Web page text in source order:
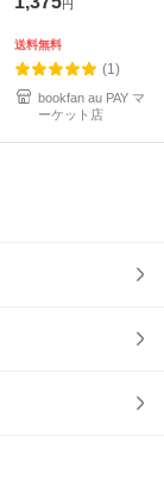
円
送料無料
(1)
bookfan au PAY マ
ーケット店